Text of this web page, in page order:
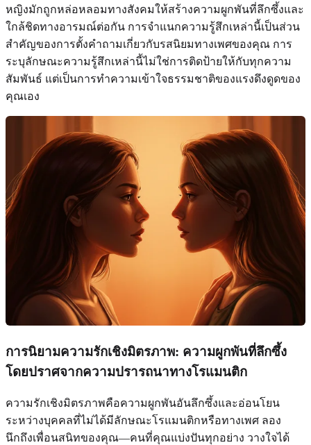
หญิงมักถูกหล่อหลอมทางสังคมให้สร้างความผูกพันที่ลึกซึ้งและ
ใกล้ชิดทางอารมณ์ต่อกัน การจำแนกความรู้สึกเหล่านี้เป็นส่วน
สำคัญของการตั้งคำถามเกี่ยวกับรสนิยมทางเพศของคุณ การ
ระบุลักษณะความรู้สึกเหล่านี้ไม่ใช่การติดป้ายให้กับทุกความ
สัมพันธ์ แต่เป็นการทำความเข้าใจธรรมชาติของแรงดึงดูดของ
คุณเอง
การนิยามความรักเชิงมิตรภาพ: ความผูกพันที่ลึกซึ้ง
โดยปราศจากความปรารถนาทางโรแมนติก
ความรักเชิงมิตรภาพคือความผูกพันอันลึกซึ้งและอ่อนโยน
ระหว่างบุคคลที่ไม่ได้มีลักษณะโรแมนติกหรือทางเพศ ลอง
นึกถึงเพื่อนสนิทของคุณ—คนที่คุณแบ่งปันทุกอย่าง วางใจได้